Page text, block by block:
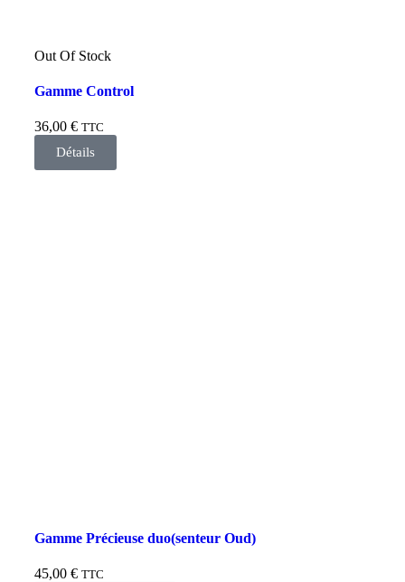
Out Of Stock
Gamme Control
36,00 € TTC
Détails
Gamme Précieuse duo(senteur Oud)
45,00 € TTC